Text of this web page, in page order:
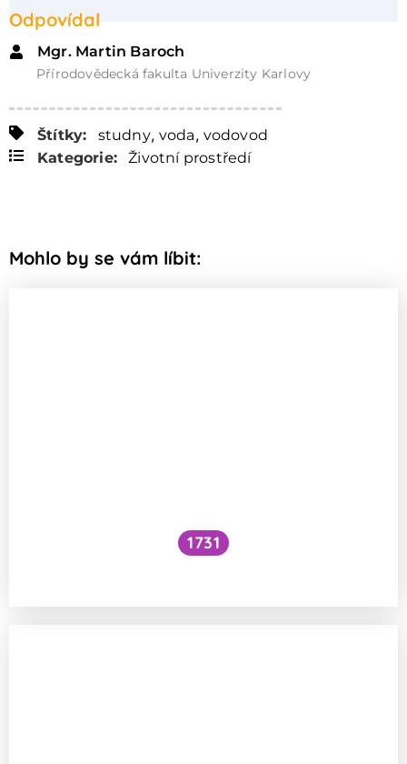
Odpovídal
Mgr. Martin Baroch
Přírodovědecká fakulta Univerzity Karlovy
Štítky: studny, voda, vodovod
Kategorie:
Životní prostředí
Mohlo by se vám líbit:
1731